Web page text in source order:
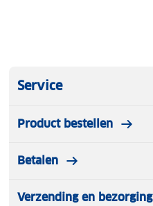
Service
Product bestellen
Betalen
Verzending en bezorging